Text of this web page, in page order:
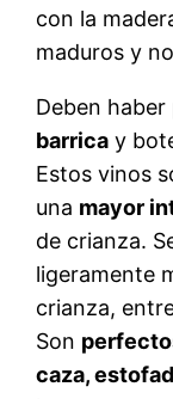
con la
maduros y
Deben
barrica y
Estos vinos
una mayor
de crianza.
ligeramente
crianza,
Son
caza,